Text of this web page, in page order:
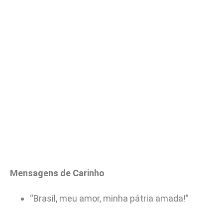
Mensagens de Carinho
“Brasil, meu amor, minha pátria amada!”